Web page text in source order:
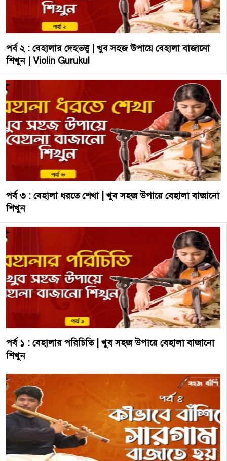
পর্ব ২ : বেহালার দেহতত্ত্ব | খুব সহজ উপায়ে বেহালা বাজানো
শিখুন | Violin Gurukul
পর্ব ৩ : বেহালা ধরতে শেখা | খুব সহজ উপায়ে বেহালা বাজানো
শিখুন
পর্ব ১ : বেহালার পরিচিতি | খুব সহজ উপায়ে বেহালা বাজানো
শিখুন